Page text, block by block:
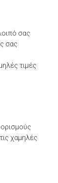
σας
σας
τιμές
χαμηλές